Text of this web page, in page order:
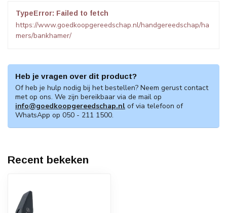
TypeError: Failed to fetch
https://www.goedkoopgereedschap.nl/handgereedschap/ha
mers/bankhamer/
Heb je vragen over dit product?
Of heb je hulp nodig bij het bestellen? Neem gerust contact
met op ons. We zijn bereikbaar via de mail op
info@goedkoopgereedschap.nl of via telefoon of
WhatsApp op 050 - 211 1500.
Recent bekeken